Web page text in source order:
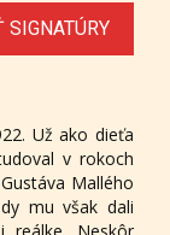
SIGNATÚRY
Už ako dieťa
v rokoch
Mallého
mu však dali